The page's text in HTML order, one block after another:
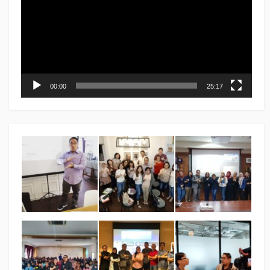
00:00 25:17